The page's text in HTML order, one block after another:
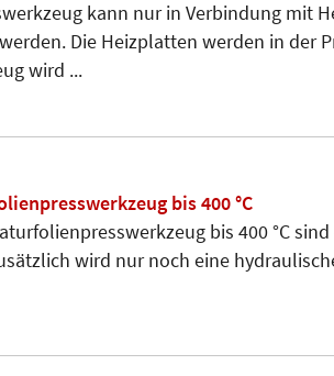
kann nur in Verbindung mit
Die Heizplatten werden in der
wird ...
bis 400 °C
bis 400 °C
wird nur noch eine